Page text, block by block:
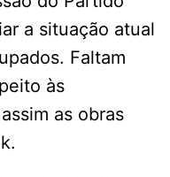
a situação atual
Faltam
às
as obras